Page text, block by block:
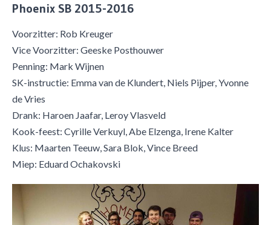
Phoenix SB 2015-2016
Voorzitter: Rob Kreuger
Vice Voorzitter: Geeske Posthouwer
Penning: Mark Wijnen
SK-instructie: Emma van de Klundert, Niels Pijper, Yvonne
de Vries
Drank: Haroen Jaafar, Leroy Vlasveld
Kook-feest: Cyrille Verkuyl, Abe Elzenga, Irene Kalter
Klus: Maarten Teeuw, Sara Blok, Vince Breed
Miep: Eduard Ochakovski